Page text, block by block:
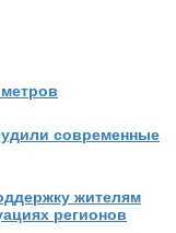
современные
жителям
регионов